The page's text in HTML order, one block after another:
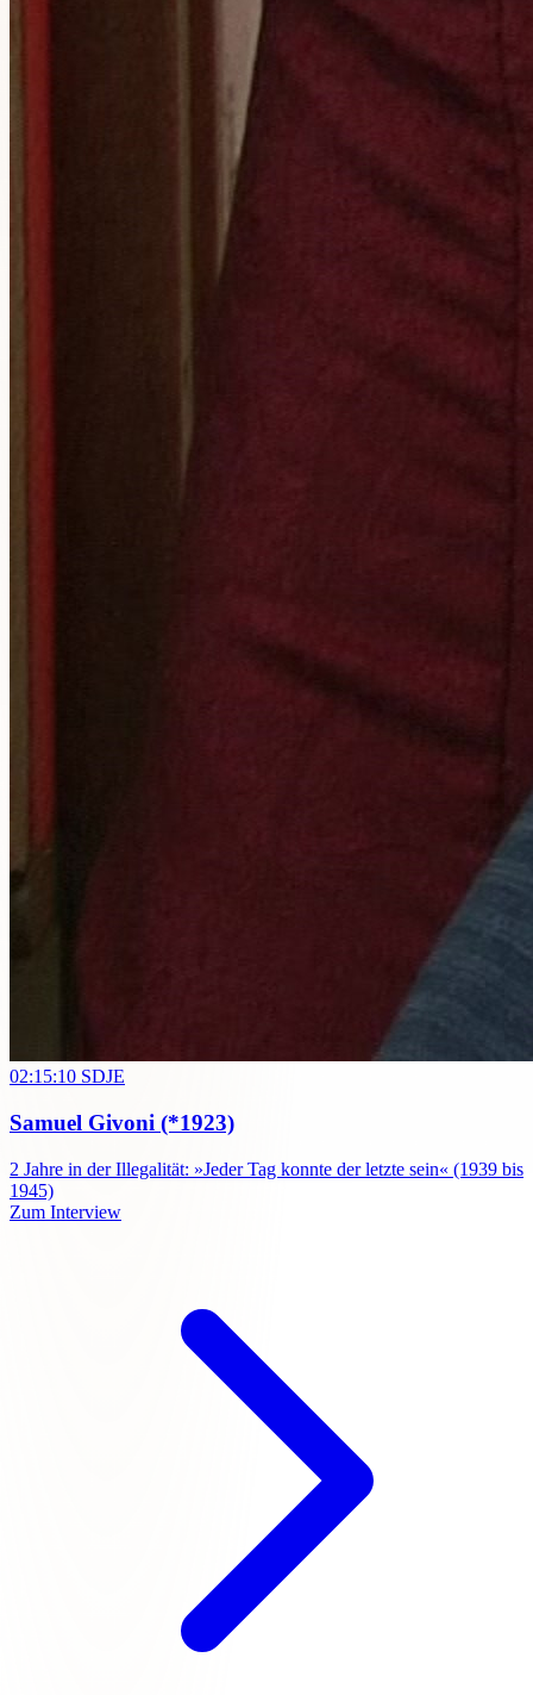
02:15:10 SDJE
Samuel Givoni (*1923)
2 Jahre in der Illegalität: »Jeder Tag konnte der letzte sein« (1939 bis
1945)
Zum Interview